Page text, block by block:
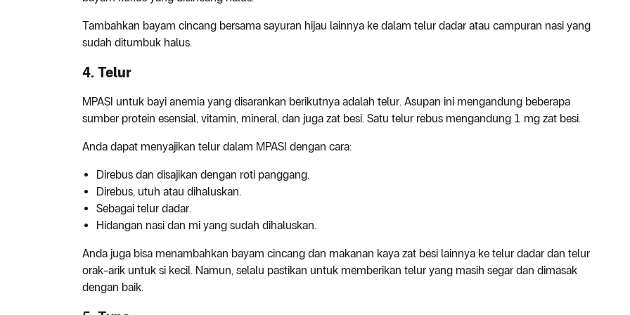
Tambahkan bayam cincang bersama sayuran hijau lainnya ke dalam telur dadar atau campuran nasi yang
sudah ditumbuk halus.
4. Telur
MPASI untuk bayi anemia yang disarankan berikutnya adalah telur. Asupan ini mengandung beberapa
sumber protein esensial, vitamin, mineral, dan juga zat besi. Satu telur rebus mengandung 1 mg zat besi.
Anda dapat menyajikan telur dalam MPASI dengan cara:
Direbus dan disajikan dengan roti panggang.
Direbus, utuh atau dihaluskan.
Sebagai telur dadar.
Hidangan nasi dan mi yang sudah dihaluskan.
Anda juga bisa menambahkan bayam cincang dan makanan kaya zat besi lainnya ke telur dadar dan telur
orak-arik untuk si kecil. Namun, selalu pastikan untuk memberikan telur yang masih segar dan dimasak
dengan baik.